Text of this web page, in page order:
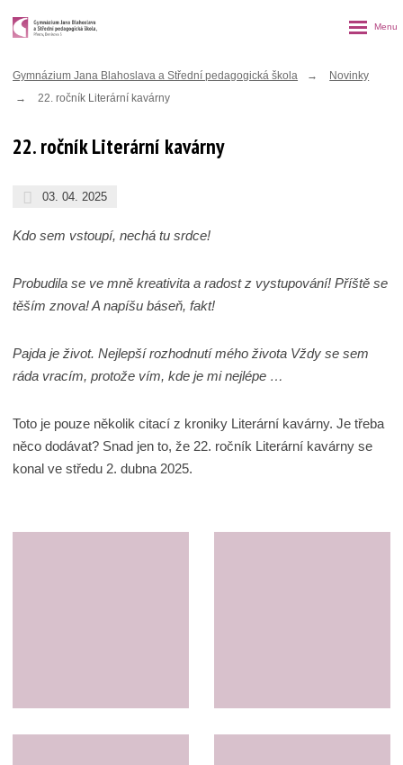
Gymnázium Jana Blahoslava a Střední pedagogická škola
Novinky
22. ročník Literární kavárny
22. ročník Literární kavárny
03. 04. 2025
Kdo sem vstoupí, nechá tu srdce!
Probudila se ve mně kreativita a radost z vystupování! Příště se
těším znova! A napíšu báseň, fakt!
Pajda je život. Nejlepší rozhodnutí mého života Vždy se sem
ráda vracím, protože vím, kde je mi nejlépe …
Toto je pouze několik citací z kroniky Literární kavárny. Je třeba
něco dodávat? Snad jen to, že 22. ročník Literární kavárny se
konal ve středu 2. dubna 2025.